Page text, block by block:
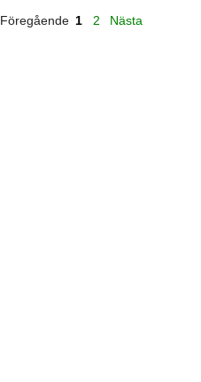
Föregående 1 2 Nästa